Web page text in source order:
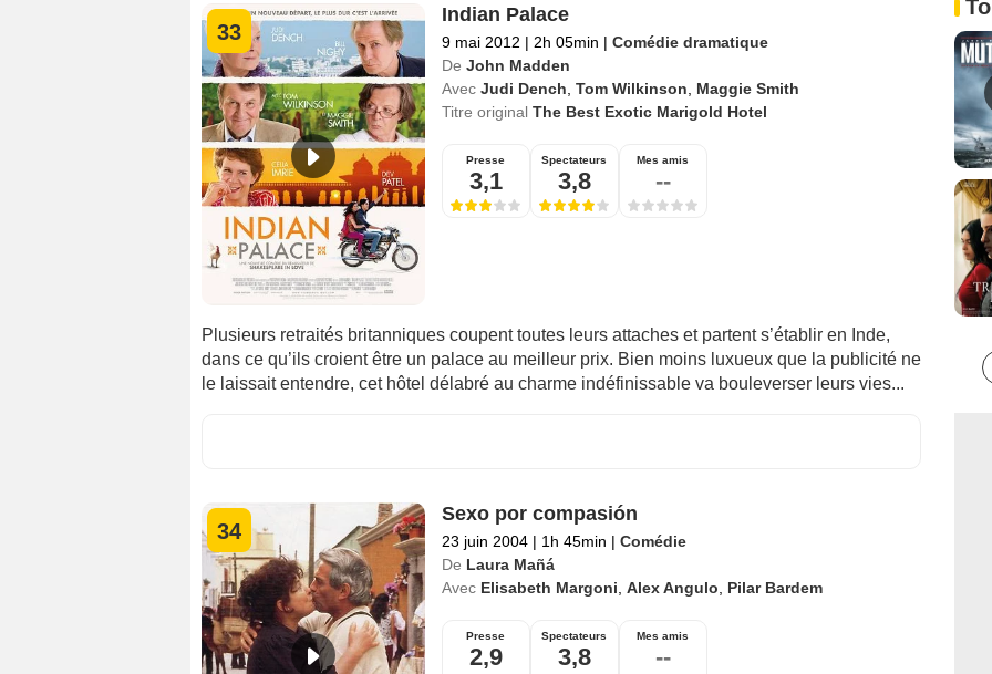
33
Indian Palace
9 mai 2012 | 2h 05min | Comédie dramatique
De John Madden
Avec Judi Dench Tom Wilkinson
Maggie Smith
Titre original The Best Exotic Marigold Hotel
Presse
3,1
Spectateurs
3,8
Mes amis
--
Plusieurs retraités britanniques coupent toutes leurs attaches et partent s’établir en Inde,
dans ce qu’ils croient être un palace au meilleur prix. Bien moins luxueux que la publicité ne
le laissait entendre, cet hôtel délabré au charme indéfinissable va bouleverser leurs vies...
34
Sexo por compasión
23 juin 2004 | 1h 45min | Comédie
De Laura Mañá
Avec Elisabeth Margoni Alex Angulo Pilar Bardem
Presse
2,9
Spectateurs
3,8
Mes amis
--